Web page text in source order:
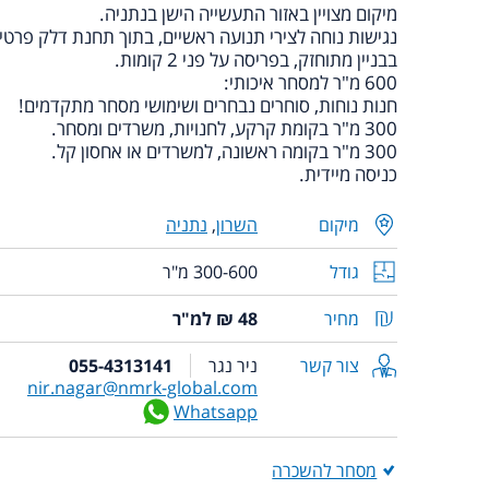
מיקום מצויין באזור התעשייה הישן בנתניה.
נגישות נוחה לצירי תנועה ראשיים, בתוך תחנת דלק
בבניין מתוחזק, בפריסה על פני 2 קומות.
600 מ"ר למסחר איכותי:
חנות נוחות, סוחרים נבחרים ושימושי מסחר מתקדמים!
300 מ"ר בקומת קרקע, לחנויות, משרדים ומסחר.
300 מ"ר בקומה ראשונה, למשרדים או אחסון קל.
כניסה מיידית.
מיקום השרון, נתניה
גודל
300-600 מ"ר
מחיר
48 ₪ למ"ר
צור קשר
ניר נגר
055-4313141
nir.nagar@nmrk-global.com
Whatsapp
מסחר להשכרה